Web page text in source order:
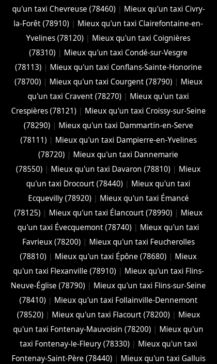
qu'un taxi Chevreuse (78460) | Mieux qu'un taxi Civry-
la-Forêt (78910) | Mieux qu'un taxi Clairefontaine-en-
Yvelines (78120) | Mieux qu'un taxi Coignières
(78310) | Mieux qu'un taxi Condé-sur-Vesgre
(78113) | Mieux qu'un taxi Conflans-Sainte-Honorine
(78700) | Mieux qu'un taxi Courgent (78790) | Mieux
qu'un taxi Cravent (78270) | Mieux qu'un taxi
Crespières (78121) | Mieux qu'un taxi Croissy-sur-Seine
(78290) | Mieux qu'un taxi Dammartin-en-Serve
(78111) | Mieux qu'un taxi Dampierre-en-Yvelines
(78720) | Mieux qu'un taxi Dannemarie
(78550) | Mieux qu'un taxi Davaron (78810) | Mieux
qu'un taxi Drocourt (78440) | Mieux qu'un taxi
Ecquevilly (78920) | Mieux qu'un taxi Émancé
(78125) | Mieux qu'un taxi Élancourt (78990) | Mieux
qu'un taxi Évecquemont (78740) | Mieux qu'un taxi
Favrieux (78200) | Mieux qu'un taxi Feucherolles
(78810) | Mieux qu'un taxi Épône (78680) | Mieux
qu'un taxi Flexanville (78910) | Mieux qu'un taxi Flins-
Neuve-Église (78790) | Mieux qu'un taxi Flins-sur-Seine
(78410) | Mieux qu'un taxi Follainville-Dennemont
(78520) | Mieux qu'un taxi Flacourt (78200) | Mieux
qu'un taxi Fontenay-Mauvoisin (78200) | Mieux qu'un
taxi Fontenay-le-Fleury (78330) | Mieux qu'un taxi
Fontenay-Saint-Père (78440) | Mieux qu'un taxi Galluis